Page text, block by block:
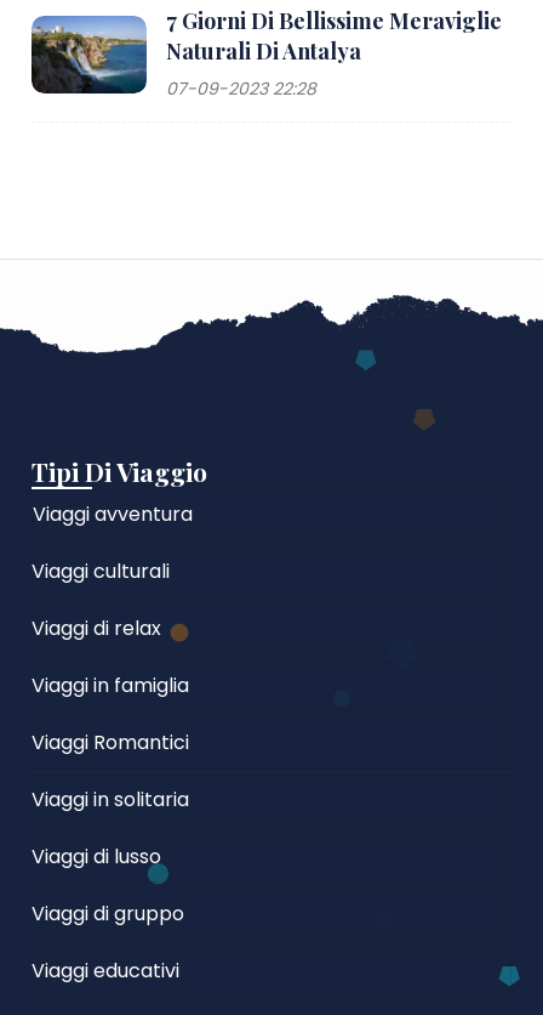
7 Giorni Di Bellissime Meraviglie
Naturali Di Antalya
07-09-2023 22:28
Tipi Di Viaggio
Viaggi avventura
Viaggi culturali
Viaggi di relax
Viaggi in famiglia
Viaggi Romantici
Viaggi in solitaria
Viaggi di lusso
Viaggi di gruppo
Viaggi educativi